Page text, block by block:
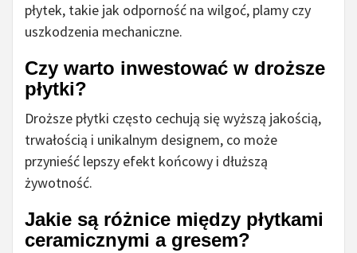
płytek, takie jak odporność na wilgoć, plamy czy
uszkodzenia mechaniczne.
Czy warto inwestować w droższe
płytki?
Droższe płytki często cechują się wyższą jakością,
trwałością i unikalnym designem, co może
przynieść lepszy efekt końcowy i dłuższą
żywotność.
Jakie są różnice między płytkami
ceramicznymi a gresem?